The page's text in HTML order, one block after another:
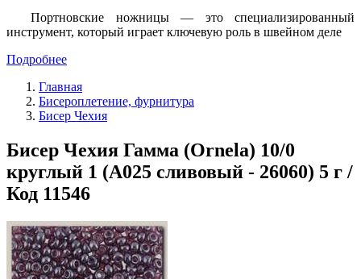
Портновские ножницы — это специализированный
инструмент, который играет ключевую роль в швейном деле
Подробнее
Главная
Бисероплетение, фурнитура
Бисер Чехия
Бисер Чехия Гамма (Ornela) 10/0
круглый 1 (A025 сливовый - 26060) 5 г /
Код 11546